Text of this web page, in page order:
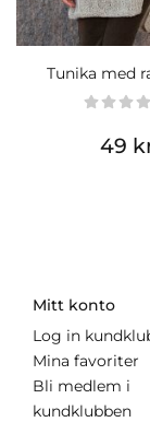
Tunika med
49
Mitt konto
Log in
Mina favoriter
Bli medlem i
kundklubben